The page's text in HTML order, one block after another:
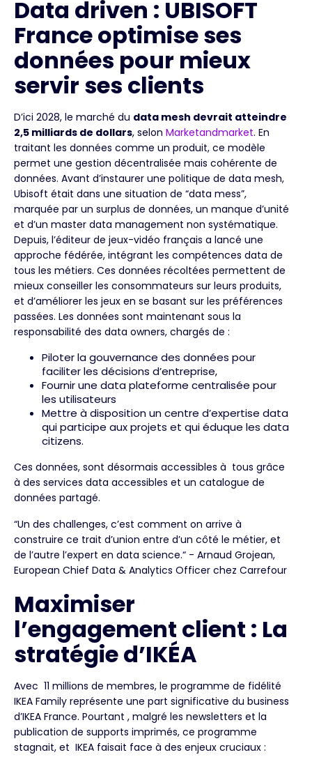
Data driven : UBISOFT
France optimise ses
données pour mieux
servir ses clients
D’ici 2028, le marché du data mesh devrait atteindre
2,5 milliards de dollars, selon Marketandmarket. En
traitant les données comme un produit, ce modèle
permet une gestion décentralisée mais cohérente de
données. Avant d’instaurer une politique de data mesh,
Ubisoft était dans une situation de “data mess”,
marquée par un surplus de données, un manque d’unité
et d’un master data management non systématique.
Depuis, l’éditeur de jeux-vidéo français a lancé une
approche fédérée, intégrant les compétences data de
tous les métiers. Ces données récoltées permettent de
mieux conseiller les consommateurs sur leurs produits,
et d’améliorer les jeux en se basant sur les préférences
passées. Les données sont maintenant sous la
responsabilité des data owners, chargés de :
Piloter la gouvernance des données pour
faciliter les décisions d’entreprise,
Fournir une data plateforme centralisée pour
les utilisateurs
Mettre à disposition un centre d’expertise data
qui participe aux projets et qui éduque les data
citizens.
Ces données, sont désormais accessibles à tous grâce
à des services data accessibles et un catalogue de
données partagé.
“Un des challenges, c’est comment on arrive à
construire ce trait d’union entre d’un côté le métier, et
de l’autre l’expert en data science.“ - Arnaud Grojean,
European Chief Data & Analytics Officer chez Carrefour
Maximiser
l’engagement client : La
stratégie d’IKÉA
Avec 11 millions de membres, le programme de fidélité
IKEA Family représente une part significative du business
d’IKEA France. Pourtant , malgré les newsletters et la
publication de supports imprimés, ce programme
stagnait, et IKEA faisait face à des enjeux cruciaux :